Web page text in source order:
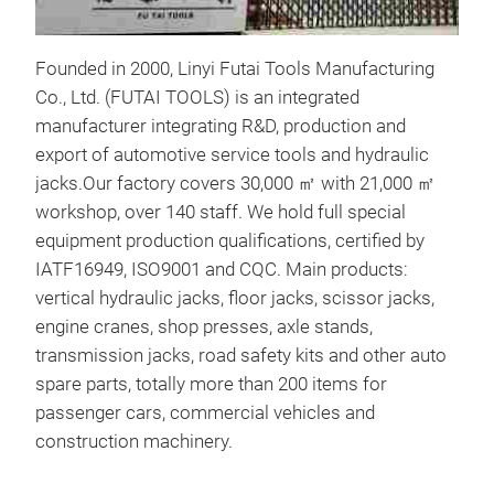
Founded in 2000, Linyi Futai Tools Manufacturing
Co., Ltd. (FUTAI TOOLS) is an integrated
manufacturer integrating R&D, production and
export of automotive service tools and hydraulic
jacks.Our factory covers 30,000 ㎡ with 21,000 ㎡
workshop, over 140 staff. We hold full special
equipment production qualifications, certified by
IATF16949, ISO9001 and CQC. Main products:
vertical hydraulic jacks, floor jacks, scissor jacks,
engine cranes, shop presses, axle stands,
transmission jacks, road safety kits and other auto
spare parts, totally more than 200 items for
passenger cars, commercial vehicles and
construction machinery.